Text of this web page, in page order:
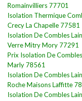
Romainvilliers 77701
Isolation Thermique
Crecy La Chapelle 77581
Isolation De Combles
Verre Mitry Mory 77291
Prix Isolation De
Marly 78561
Isolation De Combles
Roche Maisons Laffitte
Isolation De Combles